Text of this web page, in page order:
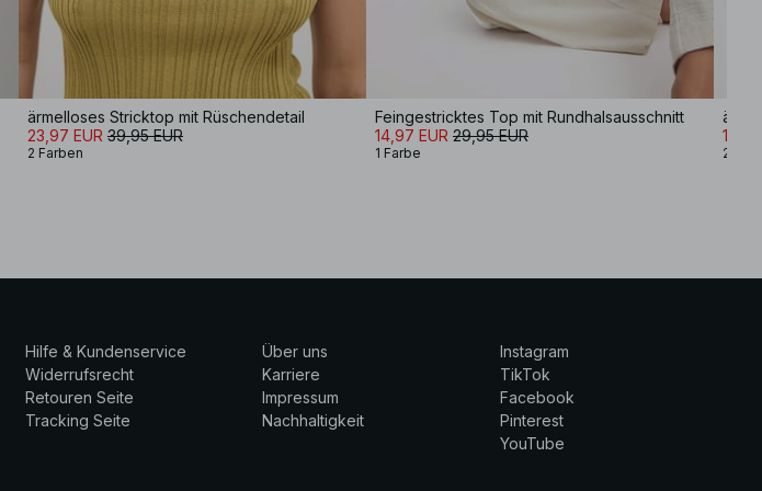
ärmelloses Stricktop mit Rüschendetail
23,97 EUR 39,95 EUR
2 Farben
Feingestricktes Top mit Rundhalsausschnitt
14,97 EUR 29,95 EUR
1 Farbe 2
Hilfe & Kundenservice
Widerrufsrecht
Retouren Seite
Tracking Seite
Über uns
Karriere
Impressum
Nachhaltigkeit
Instagram
TikTok
Facebook
Pinterest
YouTube